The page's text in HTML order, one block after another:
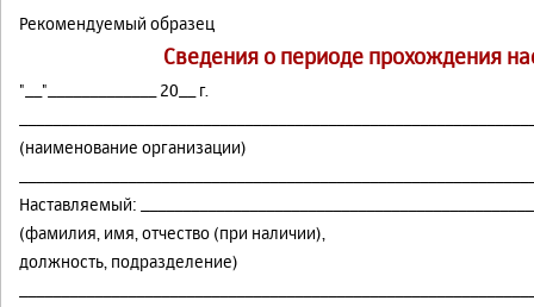
Рекомендуемый образец
Сведения о периоде прохождения
"__"_____________ 20__ г.
(наименование организации)
Наставляемый:
(фамилия, имя, отчество (при наличии),
должность, подразделение)